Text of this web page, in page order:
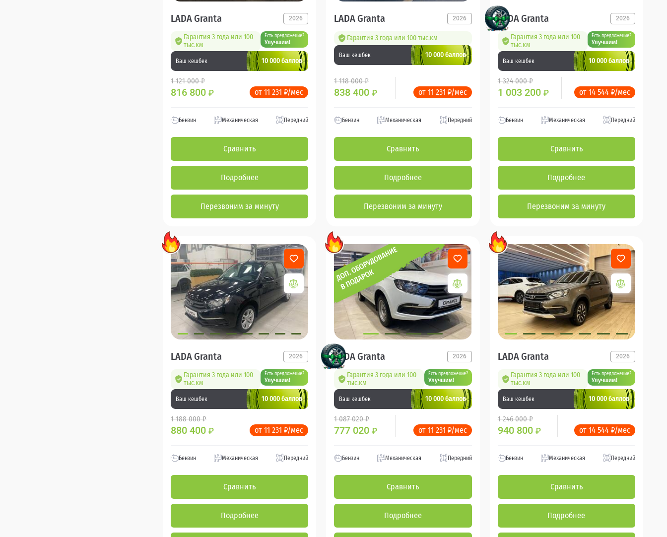
LADA Granta 2026
Гарантия 3 года или 100
тыс.км
Есть предложение?
Улучшим!
Ваш кешбек 10 000 баллов
1 121 000 ₽
816 800 ₽ от 11 231 ₽/мес
Бензин Механическая Передний
Сравнить
Подробнее
Перезвоним за минуту
LADA Granta 2026
Гарантия 3 года или 100 тыс.км
Ваш кешбек 10 000 баллов
1 118 000 ₽
838 400₽ от 11 231 ₽/мес
Бензин Механическая Передний
Сравнить
Подробнее
Перезвоним за минуту
LADA Granta 2026
Гарантия 3 года или 100
тыс.км
Есть предложение?
Улучшим!
Ваш кешбек 10 000 баллов
1 324 000 ₽
1 003 200 ₽ от 14 544 ₽/мес
Бензин Механическая Передний
Сравнить
Подробнее
Перезвоним за минуту
LADA Granta 2026
Гарантия 3 года или 100
тыс.км
Есть предложение?
Улучшим!
Ваш кешбек 10 000 баллов
1 188 000 ₽
880 400 ₽ от 11 231 ₽/мес
Бензин Механическая Передний
Сравнить
Подробнее
LADA Granta 2026
Гарантия 3 года или 100
тыс.км
Есть предложение?
Улучшим!
Ваш кешбек 10 000 баллов
1 087 020 ₽
777 020₽ от 11 231 ₽/мес
Бензин Механическая Передний
Сравнить
Подробнее
LADA Granta 2026
Гарантия 3 года или 100
тыс.км
Есть предложение?
Улучшим!
Ваш кешбек 10 000 баллов
1 246 000 ₽
940 800 ₽ от 14 544 ₽/мес
Бензин Механическая Передний
Сравнить
Подробнее